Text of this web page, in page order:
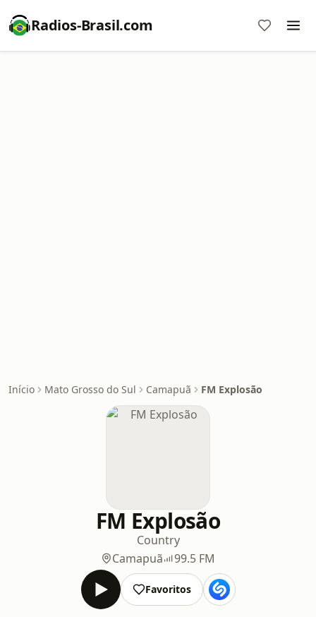
Radios-Brasil.com
Início Mato Grosso do Sul Camapuã FM Explosão
FM Explosão
Country
Camapuã
99.5 FM
Favoritos